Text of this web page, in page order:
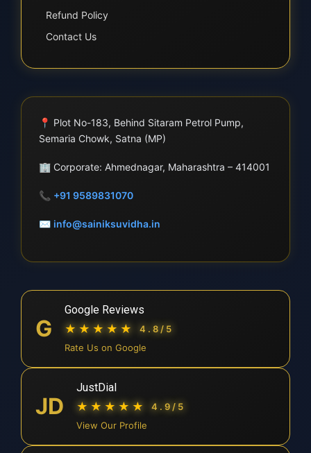
Refund Policy
Contact Us
📍 Plot No-183, Behind Sitaram Petrol Pump,
Semaria Chowk, Satna (MP)
🏢 Corporate: Ahmednagar, Maharashtra – 414001
📞 +91 9589831070
✉ info@sainiksuvidha.in
G
Google Reviews
★★★★★
4.8/5
Rate Us on Google
JD
JustDial
★★★★★
4.9/5
View Our Profile